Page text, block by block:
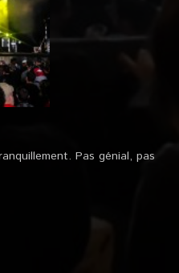
Pas génial, pas